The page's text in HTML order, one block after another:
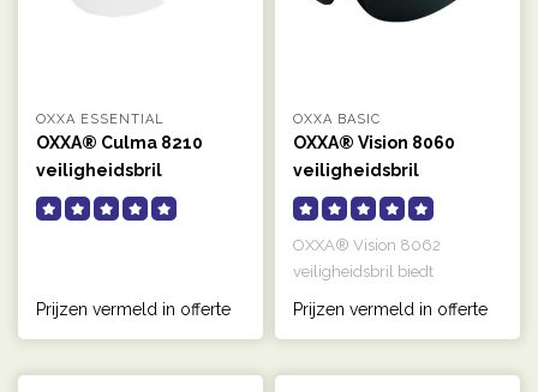
OXXA ESSENTIAL
OXXA® Culma 8210
veiligheidsbril
Prijzen vermeld in offerte
OXXA BASIC
OXXA® Vision 8060
veiligheidsbril
OXXA® Vision 8062
veiligheidsbril biedt
gebogen glaze..
Prijzen vermeld in offerte